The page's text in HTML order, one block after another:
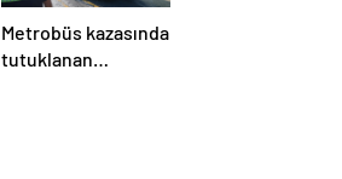
Metrobüs kazasında
tutuklanan
sürücünün